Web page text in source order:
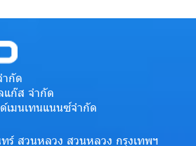
ำกัด
แก๊ส จำกัด
เมนเทนแนนซ์จำกัด
ร์ สวนหลวง สวนหลวง กรุงเทพฯ